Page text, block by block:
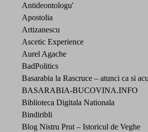
Antideontologu'
Apostolia
Artizanescu
Ascetic Experience
Aurel Agache
BadPolitics
Basarabia la Rascruce – atunci ca si
BASARABIA-BUCOVINA.INFO
Biblioteca Digitala Nationala
Bindiribli
Blog Nistru Prut – Istoricul de Veghe